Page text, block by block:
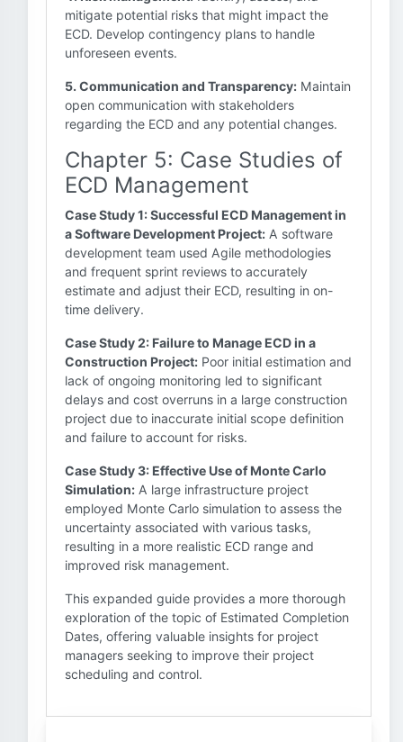
mitigate potential risks that might impact the
ECD. Develop contingency plans to handle
unforeseen events.
5. Communication and Transparency: Maintain
open communication with stakeholders
regarding the ECD and any potential changes.
Chapter 5: Case Studies of
ECD Management
Case Study 1: Successful ECD Management in
a Software Development Project: A software
development team used Agile methodologies
and frequent sprint reviews to accurately
estimate and adjust their ECD, resulting in on-
time delivery.
Case Study 2: Failure to Manage ECD in a
Construction Project: Poor initial estimation and
lack of ongoing monitoring led to significant
delays and cost overruns in a large construction
project due to inaccurate initial scope definition
and failure to account for risks.
Case Study 3: Effective Use of Monte Carlo
Simulation: A large infrastructure project
employed Monte Carlo simulation to assess the
uncertainty associated with various tasks,
resulting in a more realistic ECD range and
improved risk management.
This expanded guide provides a more thorough
exploration of the topic of Estimated Completion
Dates, offering valuable insights for project
managers seeking to improve their project
scheduling and control.